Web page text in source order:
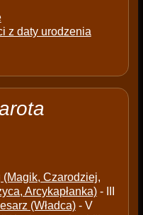
z daty urodzenia
(Magik, Czarodziej,
Arcykapłanka)- III
(Władca)- V